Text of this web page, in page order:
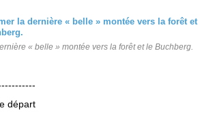
« belle » montée vers la forêt et le Buchberg.
départ